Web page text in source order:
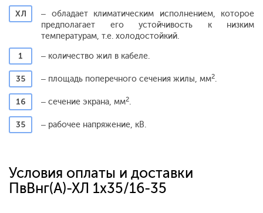
ХЛ
– обладает климатическим исполнением, которое
предполагает его устойчивость к низким
температурам, т.е. холодостойкий.
1
– количество жил в кабеле.
35 – площадь поперечного сечения жилы, мм2.
16 – сечение экрана, мм2.
35 – рабочее напряжение, кВ.
Условия оплаты и доставки
ПвВнг(А)-ХЛ 1х35/16-35